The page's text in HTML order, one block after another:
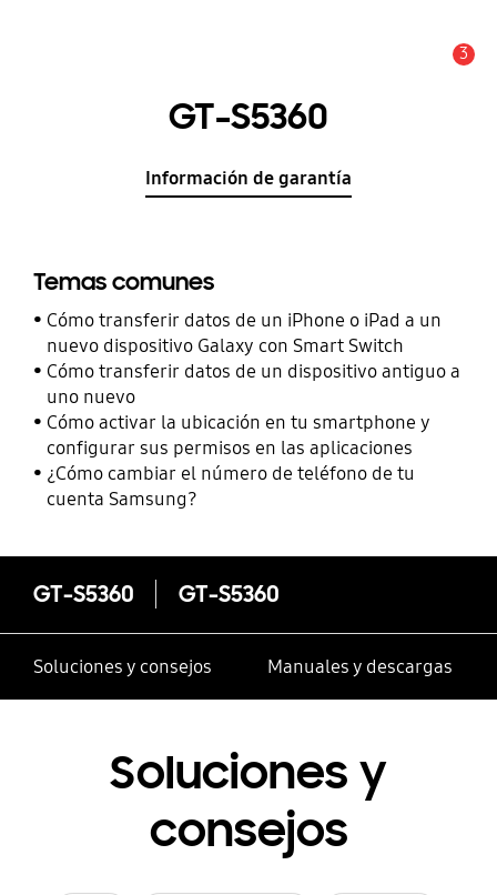
3
GT-S5360
Información de garantía
Temas comunes
Cómo transferir datos de un iPhone o iPad a un
nuevo dispositivo Galaxy con Smart Switch
Cómo transferir datos de un dispositivo antiguo a
uno nuevo
Cómo activar la ubicación en tu smartphone y
configurar sus permisos en las aplicaciones
¿Cómo cambiar el número de teléfono de tu
cuenta Samsung?
GT-S5360 GT-S5360
Soluciones y consejos Manuales y descargas
Soluciones y
consejos